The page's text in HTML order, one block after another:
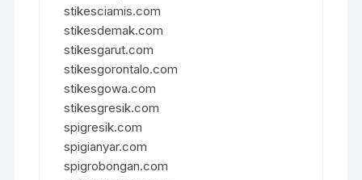
stikesciamis.com
stikesdemak.com
stikesgarut.com
stikesgorontalo.com
stikesgowa.com
stikesgresik.com
spigresik.com
spigianyar.com
spigrobongan.com